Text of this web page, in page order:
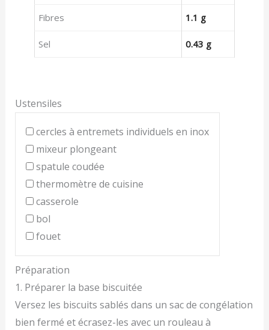
Fibres 1.1 g
Sel 0.43 g
Ustensiles
cercles à entremets individuels en inox
mixeur plongeant
spatule coudée
thermomètre de cuisine
casserole
bol
fouet
Préparation
1. Préparer la base biscuitée
Versez les biscuits sablés dans un sac de congélation
bien fermé et écrasez-les avec un rouleau à